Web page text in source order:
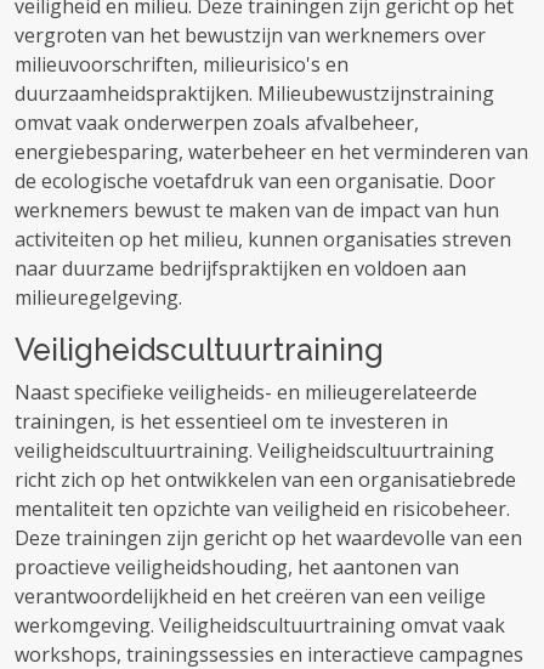
veiligheid en milieu. Deze trainingen zijn gericht op het
vergroten van het bewustzijn van werknemers over
milieuvoorschriften, milieurisico's en
duurzaamheidspraktijken. Milieubewustzijnstraining
omvat vaak onderwerpen zoals afvalbeheer,
energiebesparing, waterbeheer en het verminderen van
de ecologische voetafdruk van een organisatie. Door
werknemers bewust te maken van de impact van hun
activiteiten op het milieu, kunnen organisaties streven
naar duurzame bedrijfspraktijken en voldoen aan
milieuregelgeving.
Veiligheidscultuurtraining
Naast specifieke veiligheids- en milieugerelateerde
trainingen, is het essentieel om te investeren in
veiligheidscultuurtraining. Veiligheidscultuurtraining
richt zich op het ontwikkelen van een organisatiebrede
mentaliteit ten opzichte van veiligheid en risicobeheer.
Deze trainingen zijn gericht op het waardevolle van een
proactieve veiligheidshouding, het aantonen van
verantwoordelijkheid en het creëren van een veilige
werkomgeving. Veiligheidscultuurtraining omvat vaak
workshops, trainingssessies en interactieve campagnes